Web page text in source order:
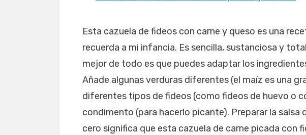
Esta cazuela de fideos con carne y queso es una
recuerda a mi infancia. Es sencilla, sustanciosa y
mejor de todo es que puedes adaptar los
Añade algunas verduras diferentes (el maíz es una
diferentes tipos de fideos (como fideos de huevo o
condimento (para hacerlo picante). Preparar la salsa
cero significa que esta cazuela de carne picada con